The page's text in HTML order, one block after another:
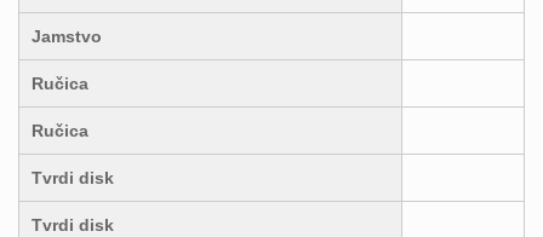
Jamstvo
Ručica
Ručica
Tvrdi disk
Tvrdi disk